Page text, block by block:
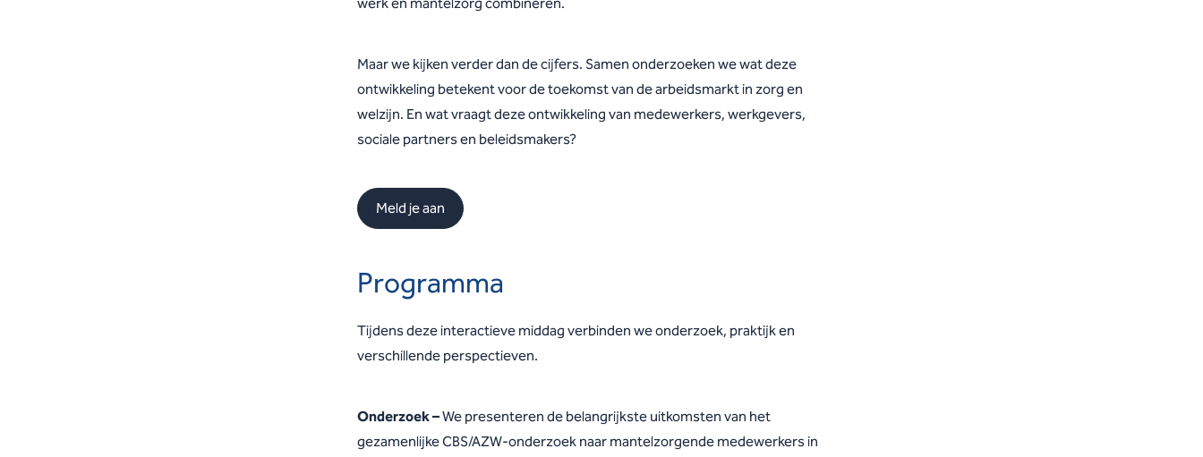
Maar we kijken verder dan de cijfers. Samen onderzoeken we wat deze
ontwikkeling betekent voor de toekomst van de arbeidsmarkt in zorg en
welzijn. En wat vraagt deze ontwikkeling van medewerkers, werkgevers,
sociale partners en beleidsmakers?
Meld je aan
Programma
Tijdens deze interactieve middag verbinden we onderzoek, praktijk en
verschillende perspectieven.
Onderzoek –We presenteren de belangrijkste uitkomsten van het
gezamenlijke CBS/AZW-onderzoek naar mantelzorgende medewerkers in